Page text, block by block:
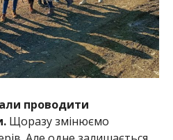
проводити
Щоразу змінюємо